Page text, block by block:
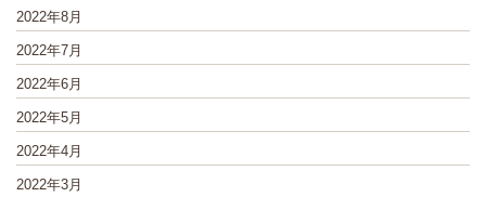
2022年8月
2022年7月
2022年6月
2022年5月
2022年4月
2022年3月